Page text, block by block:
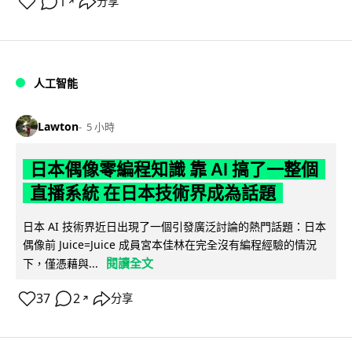
人工智能
Lawton 5 小時
日本偶像零編程知識 靠 AI 搞了一整個
直播系統 在日本技術界成為話題
日本 AI 技術界近日出現了一個引發廣泛討論的熱門話題：日本
偶像前 Juice=Juice 成員宮本佳林在完全沒有編程經驗的情況
下，僅憑藉與...
閱讀全文
37 2 ↗ 分享